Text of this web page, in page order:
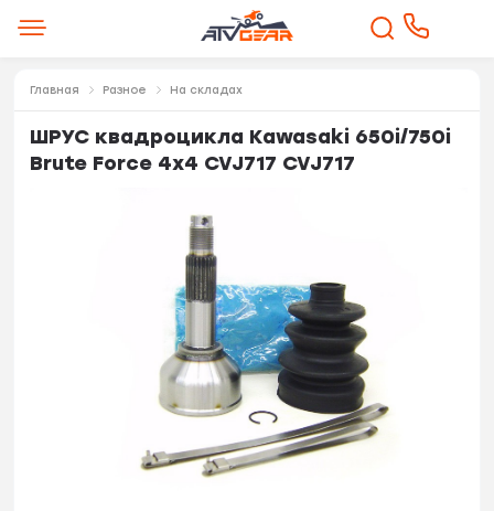
Главная Разное На складах
ШРУС квадроцикла Kawasaki 650i/750i
Brute Force 4x4 CVJ717 CVJ717